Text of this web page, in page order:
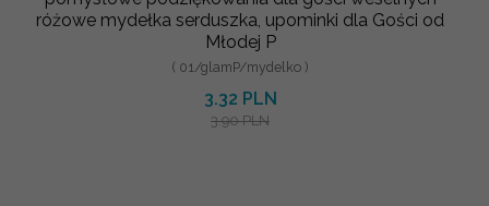
różowe mydełka serduszka, upominki dla Gości od
Młodej P
( 01/glamP/mydelko )
3.32 PLN
3.90 PLN